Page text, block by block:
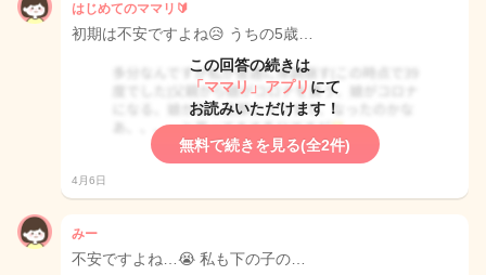
はじめてのママリ🔰
初期は不安ですよね😥 うちの5歳…
この回答の続きは
「ママリ」アプリ にて
お読みいただけます！
無料で続きを見る(全2件)
4月6日
みー
不安ですよね…😭 私も下の子の…